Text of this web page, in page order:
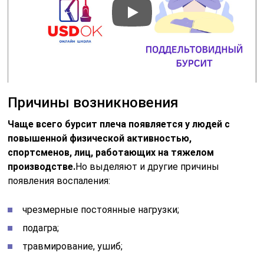
Причины возникновения
Чаще всего бурсит плеча появляется у людей с
повышенной физической активностью,
спортсменов, лиц, работающих на тяжелом
производстве.Но выделяют и другие причины
появления воспаления:
чрезмерные постоянные нагрузки;
подагра;
травмирование, ушиб;